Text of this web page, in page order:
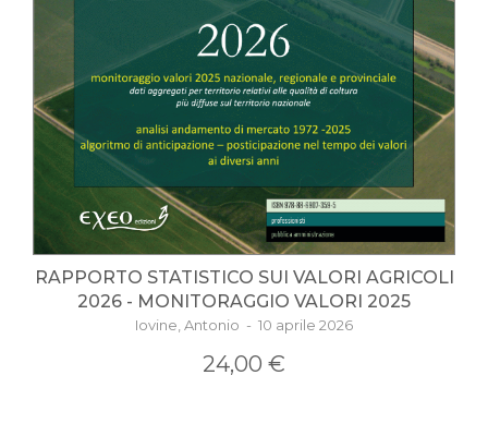
RAPPORTO STATISTICO SUI VALORI AGRICOLI
2026 - MONITORAGGIO VALORI 2025
Iovine, Antonio - 10 aprile 2026
24,00 €